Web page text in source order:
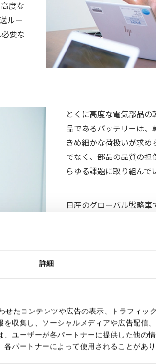
詳細
せたコンテンツや広告の表示、トラフィッ
収集し、ソーシャルメディアや広告配信
ユーザーが各パートナーに提供した他の
パートナーによって使用されることがあ
度な
ルー
要な
とくに高度な電気部品
品であるバッテリーは
きめ細かな荷扱いが求
でなく、部品の品質の
らゆる課題に取り組んで
日産のグローバル戦略
発注スキームを構築する
規模が大きいだけでな